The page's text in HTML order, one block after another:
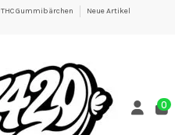
Gummibärchen
Neue Artikel
0